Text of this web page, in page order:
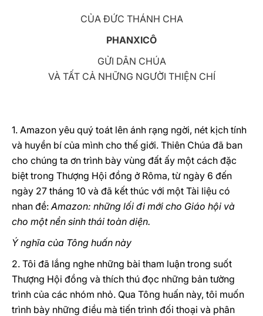
CỦA ĐỨC THÁNH CHA
PHANXICÔ
GỬI DÂN CHÚA
VÀ TẤT CẢ NHỮNG NGƯỜI THIỆN CHÍ
1. Amazon yêu quý toát lên ánh rạng ngời, nét kịch tính
và huyền bí của mình cho thế giới. Thiên Chúa đã ban
cho chúng ta ơn trình bày vùng đất ấy một cách đặc
biệt trong Thượng Hội đồng ở Rôma, từ ngày 6 đến
ngày 27 tháng 10 và đã kết thúc với một Tài liệu có
nhan đề:Amazon: những lối đi mới cho Giáo hội và
cho một nền sinh thái toàn diện.
Ý nghĩa của Tông huấn này
2. Tôi đã lắng nghe những bài tham luận trong suốt
Thượng Hội đồng và thích thú đọc những bản tường
trình của các nhóm nhỏ. Qua Tông huấn này, tôi muốn
trình bày những điều mà tiến trình đối thoại và phân